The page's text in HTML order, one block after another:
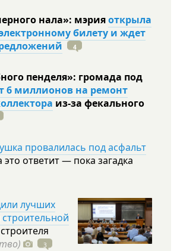
нала»: мэрияоткрыла
билету и ждет
4
пенделя»: громада под
6 миллионов на ремонт
из-за фекального
провалилась под асфальт
это ответит — пока загадка
лучших
3